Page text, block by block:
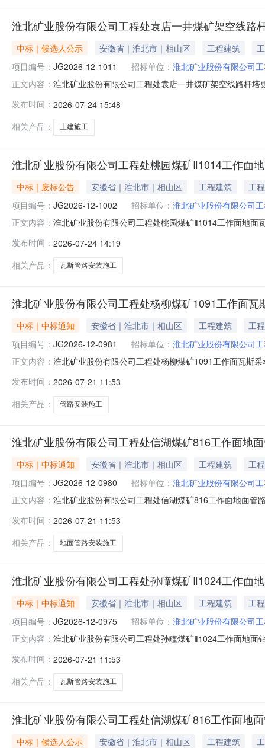
淮北矿业股份有限公司工程处袁店一井煤矿架空线路
中标｜候选人公示 安徽省｜淮北市｜相山区 工程建筑
项目编号： JG2026-12-1011 招标单位： 淮北矿业股份有限公司
正文内容： 淮北矿业股份有限公司工程处袁店一井煤矿架空线路杆
（审）结果1、项目名称：淮北矿业股份有限公司工程处
有限公司下
发布时间： 2026-07-24 15:48
相关产品：
土建施工
淮北矿业股份有限公司工程处桃园煤矿Ⅱ1014工作面
中标｜废标公告 安徽省｜淮北市｜相山区 工程建筑
工程
项目编号： JG2026-12-1002 招标单位： 淮北矿业股份有限公司
正文内容： 淮北矿业股份有限公司工程处桃园煤矿Ⅱ1014工作面地
不足三家，项目流标。安徽省招标集团股份有限公司
发布时间： 2026-07-24 14:19
相关产品：
瓦斯管路安装施工
淮北矿业股份有限公司工程处杨柳煤矿1091工作面
中标｜中标通知 安徽省｜淮北市｜相山区 工程建筑
工程
项目编号： JG2026-12-0981 招标单位： 淮北矿业股份有限公司
正文内容： 淮北矿业股份有限公司工程处杨柳煤矿1091工作面瓦斯
标单位：安徽多成建筑工程有限公司下浮率：44.8%三
发布时间： 2026-07-21 11:53
相关产品：
管路安装施工
淮北矿业股份有限公司工程处信湖煤矿816工作面地
中标｜中标通知 安徽省｜淮北市｜相山区 工程建筑
工程
项目编号： JG2026-12-0980 招标单位： 淮北矿业股份有限公司
正文内容： 淮北矿业股份有限公司工程处信湖煤矿816工作面地面管
程有限公司下浮率：34.00%三、本次结果公示同时在中
发布时间： 2026-07-21 11:53
相关产品：
地面管路安装施工
淮北矿业股份有限公司工程处孙疃煤矿Ⅱ1024工作面
中标｜中标通知 安徽省｜淮北市｜相山区 工程建筑
工程
项目编号： JG2026-12-0975 招标单位： 淮北矿业股份有限公司
正文内容： 淮北矿业股份有限公司工程处孙疃煤矿Ⅱ1024工作面地
司工程处二、中标单位：安徽申达建设工程有限公司下
发布时间： 2026-07-21 11:53
相关产品：
瓦斯管路安装施工
淮北矿业股份有限公司工程处信湖煤矿816工作面地
中标｜候选人公示 安徽省｜淮北市｜相山区 工程建筑